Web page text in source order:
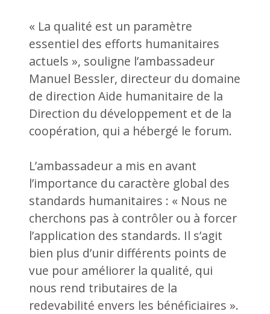
« La qualité est un paramètre
essentiel des efforts humanitaires
actuels », souligne l’ambassadeur
Manuel Bessler, directeur du domaine
de direction Aide humanitaire de la
Direction du développement et de la
coopération, qui a hébergé le forum.
L’ambassadeur a mis en avant
l’importance du caractère global des
standards humanitaires : « Nous ne
cherchons pas à contrôler ou à forcer
l’application des standards. Il s’agit
bien plus d’unir différents points de
vue pour améliorer la qualité, qui
nous rend tributaires de la
redevabilité envers les bénéficiaires ».